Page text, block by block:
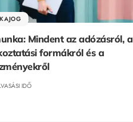
Mindent az adózásról, a
formákról és a
IDŐ